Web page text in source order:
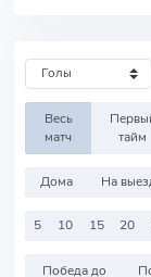
Весь
матч
тайм
Дома На
5 10 15 20
Победа до